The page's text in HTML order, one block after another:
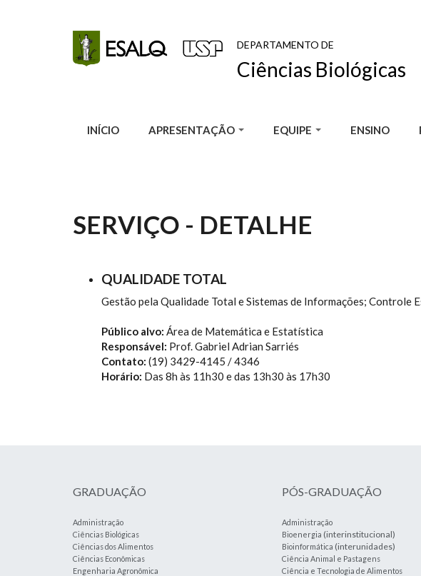
DEPARTAMENTO DE
Ciências Biológicas
INÍCIO APRESENTAÇÃO EQUIPE ENSINO
SERVIÇO - DETALHE
QUALIDADE TOTAL
Gestão pela Qualidade Total e Sistemas de Informações; Controle
Público alvo: Área de Matemática e Estatística
Responsável: Prof. Gabriel Adrian Sarriés
Contato: (19) 3429-4145 / 4346
Horário: Das 8h às 11h30 e das 13h30 às 17h30
GRADUAÇÃO
Administração
Ciências Biológicas
Ciências dos Alimentos
Ciências Econômicas
Engenharia Agronômica
PÓS-GRADUAÇÃO
Administração
Bioenergia (interinstitucional)
Bioinformática (interunidades)
Ciência Animal e Pastagens
Ciência e Tecnologia de Alimentos